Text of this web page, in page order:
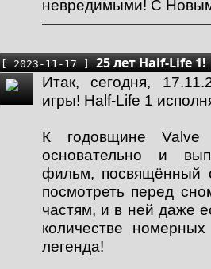
невредимыми! С
[ 2023-11-17 ]25 лет Half-Life 1!
Итак, сегодня,
игры! Half-Life 1
К годовщине Valve
основательно и
фильм, посвящённый
посмотреть перед
частям, и в ней даже
количестве
легенда!